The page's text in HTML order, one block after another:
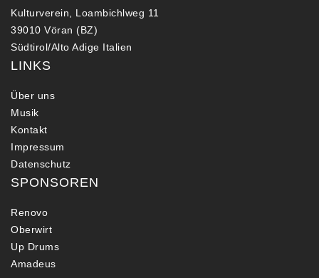
Kulturverein, Loambichlweg 11
39010 Vöran (BZ)
Südtirol/Alto Adige Italien
LINKS
Über uns
Musik
Kontakt
Impressum
Datenschutz
SPONSOREN
Renovo
Oberwirt
Up Drums
Amadeus